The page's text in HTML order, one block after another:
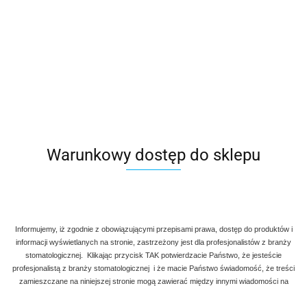
Warunkowy dostęp do sklepu
Informujemy, iż zgodnie z obowiązującymi przepisami prawa, dostęp do produktów i
informacji wyświetlanych na stronie, zastrzeżony jest dla profesjonalistów z branży
stomatologicznej. Klikając przycisk TAK potwierdzacie Państwo, że jesteście
profesjonalistą z branży stomatologicznej i że macie Państwo świadomość, że treści
zamieszczane na niniejszej stronie mogą zawierać między innymi wiadomości na